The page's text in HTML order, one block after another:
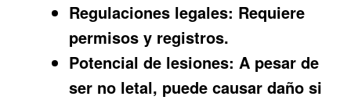
Regulaciones legales: Requiere
permisos y registros.
Potencial de lesiones: A pesar de
ser no letal, puede causar daño si